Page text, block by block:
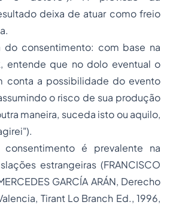
deixa de atuar como freio
do consentimento: com base na
entende que no dolo eventual o
conta a possibilidade do evento
o risco de sua produção
maneira, suceda isto ou aquilo,
é prevalente na
estrangeiras (FRANCISCO
GARCÍA ARÁN, Derecho
Tirant Lo Branch Ed., 1996,